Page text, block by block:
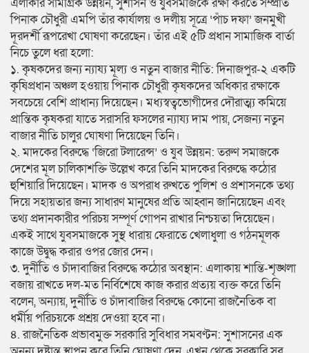
পিনাক চৌধুরী এমপি তাঁর কার্যালয় ও দলীয় সূত্রে ‘পাঁচ দফা’ জনমুখী
দূরদর্শী রূপরেখা ঘোষণা করেছেন। তাঁর এই ৫টি প্রধান সামাজিক বার্তা
নিচে তুলে ধরা হলো:
​১. কৃষকদের জন্য ন্যায্য মূল্য ও নতুন বাজার নীতি: দিনাজপুর-২ একটি
কৃষিপ্রধান অঞ্চল হওয়ায় পিনাক চৌধুরী কৃষকদের অধিকার রক্ষাকে
সবচেয়ে বেশি প্রাধান্য দিয়েছেন। মধ্যস্বত্বভোগীদের দৌরাত্ম্য কমিয়ে
প্রান্তিক কৃষকরা যাতে সরাসরি ফসলের ন্যায্য দাম পায়, সেজন্য নতুন
বাজার নীতি চালুর ঘোষণা দিয়েছেন তিনি।
​২. মাদকের বিরুদ্ধে ‘জিরো টলারেন্স’ ও যুব উন্নয়ন: তরুণ সমাজকে
দেশের মূল চালিকাশক্তি উল্লেখ করে তিনি মাদকের বিরুদ্ধে কঠোর
হুশিয়ারি দিয়েছেন। মাদক ও অপরাধ রুখতে পুলিশ ও প্রশাসনকে তথ্য
দিয়ে সহায়তার জন্য সাধারণ মানুষের প্রতি আহ্বান জানিয়েছেন এবং
তথ্য প্রদানকারীর পরিচয় সম্পূর্ণ গোপন রাখার নিশ্চয়তা দিয়েছেন।
একই সাথে যুবসমাজকে সুস্থ ধারায় ফেরাতে খেলাধুলা ও গঠনমূলক
কাজে উদ্বুদ্ধ করার ওপর জোর দেন।
​৩. দুর্নীতি ও চাঁদাবাজির বিরুদ্ধে কঠোর অবস্থান: এলাকায় শান্তি-শৃঙ্খলা
বজায় রাখতে দল-মত নির্বিশেষে কাজ করার প্রত্যয় ব্যক্ত করে তিনি
বলেন, অন্যায়, দুর্নীতি ও চাঁদাবাজির বিরুদ্ধে কোনো রাজনৈতিক বা
ধর্মীয় পরিচয়কে প্রশ্রয় দেওয়া হবে না।
​৪. রাজনৈতিক প্রভাবমুক্ত সরকারি সুবিধার সমবণ্টন: সুশাসনের এক